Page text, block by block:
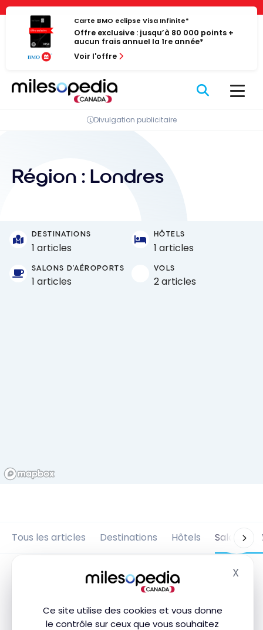
Panneau de gestion des cookies
Ce site utilise des cookies et vous donne
le contrôle sur ceux que vous souhaitez
X
Passer
contenu
Carte BMO eclipse Visa Infinite*
Offre exclusive : jusqu’à 80 000 points +
aucun frais annuel la 1re année*
Voir l'offre
Divulgation publicitaire
Région : Londres
DESTINATIONS
1 articles
HÔTELS
1 articles
SALONS D'AÉROPORTS
1 articles
VOLS
2 articles
Tous les articles Destinations Hôtels Salons